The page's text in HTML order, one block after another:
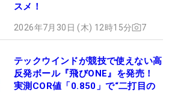
スメ！
2026年7月30日 (木) 12時15分 7
テックウインドが競技で使えない高
反発ボール『飛びONE』を発売！
実測COR値「0.850」で“二打目の